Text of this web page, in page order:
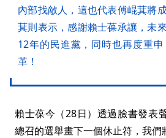
內部找敵人，這也代表傅崐萁將
萁則表示，感謝賴士葆承讓，未
12年的民進黨，同時也再度重
革！
賴士葆今（28日）透過臉書發表
總召的選舉畫下一個休止符，我